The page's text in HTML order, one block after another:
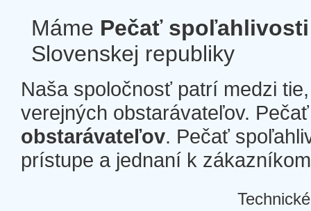
Máme Pečať spoľahlivosti
Slovenskej republiky
Naša spoločnosť patrí medzi
verejných obstarávateľov.
obstarávateľov. Pečať
prístupe a jednaní k